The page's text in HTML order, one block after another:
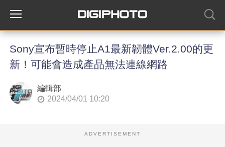
Sony宣布暫時停止A1最新韌體Ver.2.00的更
新！可能會造成產品無法連線網路
編輯部
2024/04/01 10:20
ADVERTISEMENT